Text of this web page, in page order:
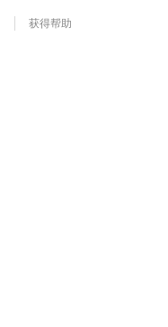
获得帮助